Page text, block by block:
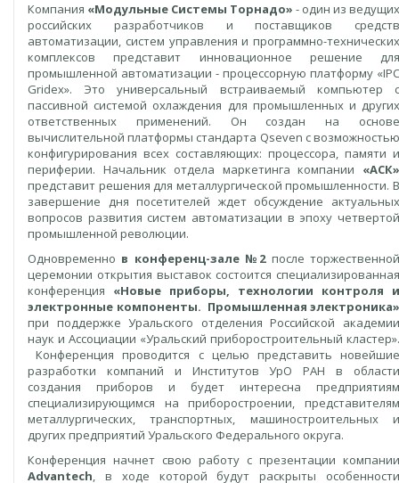
Компания «Модульные Системы Торнадо» - один из ведущих
российских разработчиков и поставщиков средств
автоматизации, систем управления и программно-технических
комплексов представит инновационное решение для
промышленной автоматизации - процессорную платформу «IPC
Gridex». Это универсальный встраиваемый компьютер с
пассивной системой охлаждения для промышленных и других
ответственных применений. Он создан на основе
вычислительной платформы стандарта Qseven с возможностью
конфигурирования всех составляющих: процессора, памяти и
периферии. Начальник отдела маркетинга компании «АСК»
представит решения для металлургической промышленности. В
завершение дня посетителей ждет обсуждение актуальных
вопросов развития систем автоматизации в эпоху четвертой
промышленной революции.
Одновременно в конференц-зале №2после
церемонии открытия выставок состоится специализированная
конференция «Новые приборы, технологии контроля и
электронные компоненты. Промышленная электроника»
при поддержке Уральского отделения Российской академии
наук и Ассоциации «Уральский приборостроительный кластер».
Конференция проводится с целью представить новейшие
разработки компаний и Институтов УрО РАН в области
создания приборов и будет интересна предприятиям
специализирующимся на приборостроении, представителям
металлургических, транспортных, машиностроительных и
других предприятий Уральского Федерального округа.
Конференция начнет свою работу с презентации компании
Advantech, в ходе которой будут раскрыты особенности